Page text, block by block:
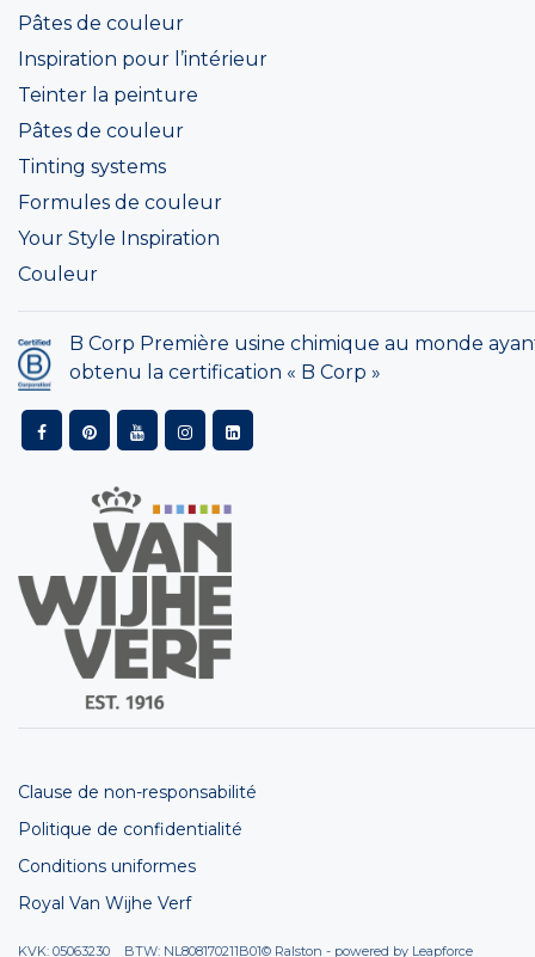
Pâtes de couleur
Inspiration pour l’intérieur
Teinter la peinture
Pâtes de couleur
Tinting systems
Formules de couleur
Your Style Inspiration
Couleur
B Corp Première usine chimique au monde
obtenu la certification « B Corp »
Clause de non-responsabilité
Politique de confidentialité
Conditions uniformes
Royal Van Wijhe Verf
KVK: 05063230 BTW: NL808170211B01© Ralston - powered by Leapforce